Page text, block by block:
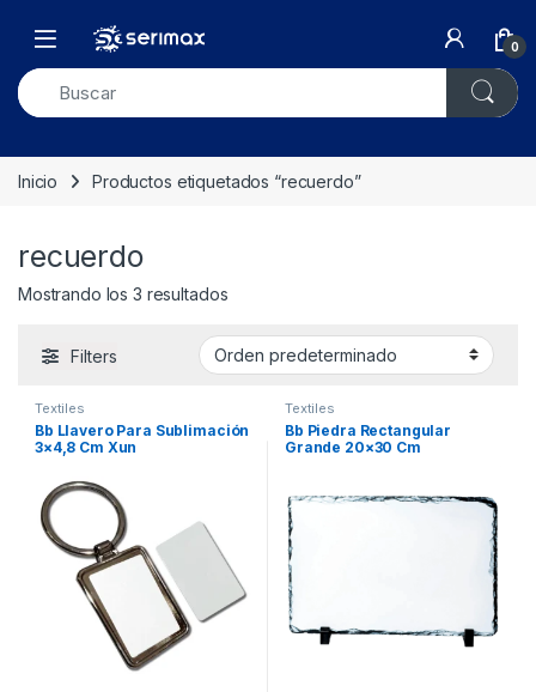
Open 0
Inicio Productos etiquetados “recuerdo”
recuerdo
Mostrando los 3 resultados
Filters
Textiles
Bb Llavero Para Sublimación
3×4,8 Cm Xun
Textiles
Bb Piedra Rectangular
Grande 20×30 Cm